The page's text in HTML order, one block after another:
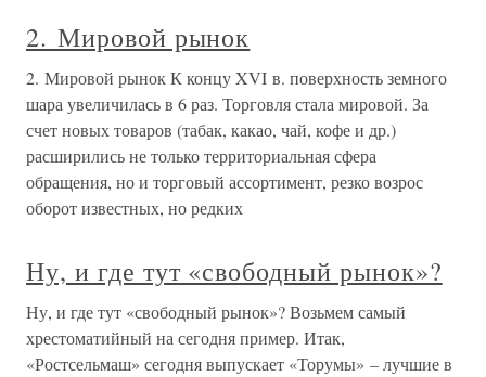
2. Мировой рынок
2. Мировой рынок К концу XVI в. поверхность земного
шара увеличилась в 6 раз. Торговля стала мировой. За
счет новых товаров (табак, какао, чай, кофе и др.)
расширились не только территориальная сфера
обращения, но и торговый ассортимент, резко возрос
оборот известных, но редких
Ну, и где тут «свободный рынок»?
Ну, и где тут «свободный рынок»? Возьмем самый
хрестоматийный на сегодня пример. Итак,
«Ростсельмаш» сегодня выпускает «Торумы» – лучшие в